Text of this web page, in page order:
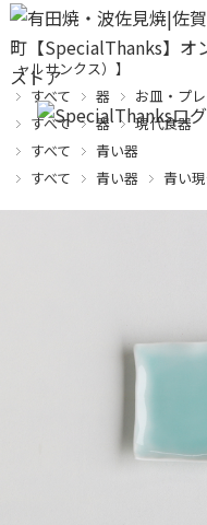
産直！有田焼、波佐見焼オン
ャルサンクス）】
すべて
器
お皿・プ
すべて
器
現代食器
すべて
青い器
すべて
青い器 青い